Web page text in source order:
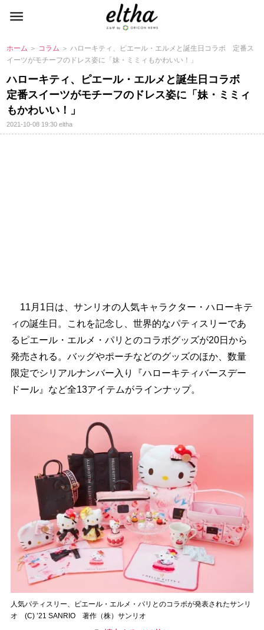
ホーム ＞ コラム ＞ ハローキティ、ピエール・エルメと誕生日コラボ 定番ス
イーツがモチーフのドレス姿に「妹・ミミィもかわいい！」
ハローキティ、ピエール・エルメと誕生日コラボ
定番スイーツがモチーフのドレス姿に「妹・ミミィ
もかわいい！」
2021-10-08 19:30eltha
11月1日は、サンリオの人気キャラクター・ハローキテ
ィの誕生日。これを記念し、世界的なパティスリーであ
るピエール・エルメ・パリとのコラボグッズが20日から
発売される。バッグやポーチなどのグッズのほか、数量
限定でシリアルナンバー入り『ハローキティバースデー
ドール』など全13アイテムがラインナップ。
人気パティスリー、ピエール・エルメ・パリとのコラボが発表されたサンリ
オ (C) ’21 SANRIO 著作（株）サンリオ